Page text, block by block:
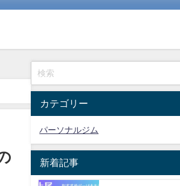
カテゴリー
パーソナルジム
新着記事